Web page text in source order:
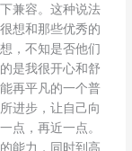
兼容。这种说法
想和那些优秀的
，不知是否他们
是我很开心和舒
再平凡的一个普
进步，让自己向
点，再近一点。
能力，同时到高